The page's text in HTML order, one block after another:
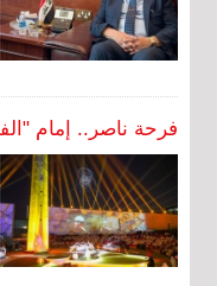
فرحة ناصر.. إمام